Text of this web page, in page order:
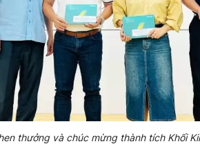
thưởng và chúc mừng thành tích Khối